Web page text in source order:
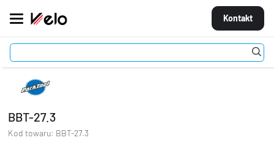
Kontakt
CZĘŚCI
Akcesoria Narzędzia Klucze do suportu BBT-27.3
BBT-27.3
Kod towaru: BBT-27.3